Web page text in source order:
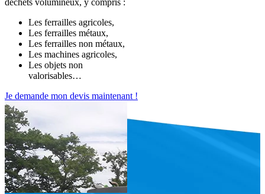
déchets volumineux, y compris :
Les ferrailles agricoles,
Les ferrailles métaux,
Les ferrailles non métaux,
Les machines agricoles,
Les objets non
valorisables…
Je demande mon devis maintenant !